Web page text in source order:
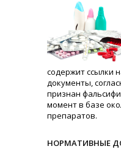
содержит ссылки
документы,
признан
момент в базе
препаратов.
НОРМАТИВНЫЕ